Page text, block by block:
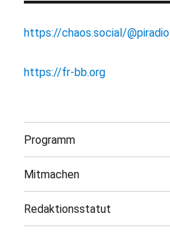
https://chaos.social/@piradio
https://fr-bb.org
Programm
Mitmachen
Redaktionsstatut